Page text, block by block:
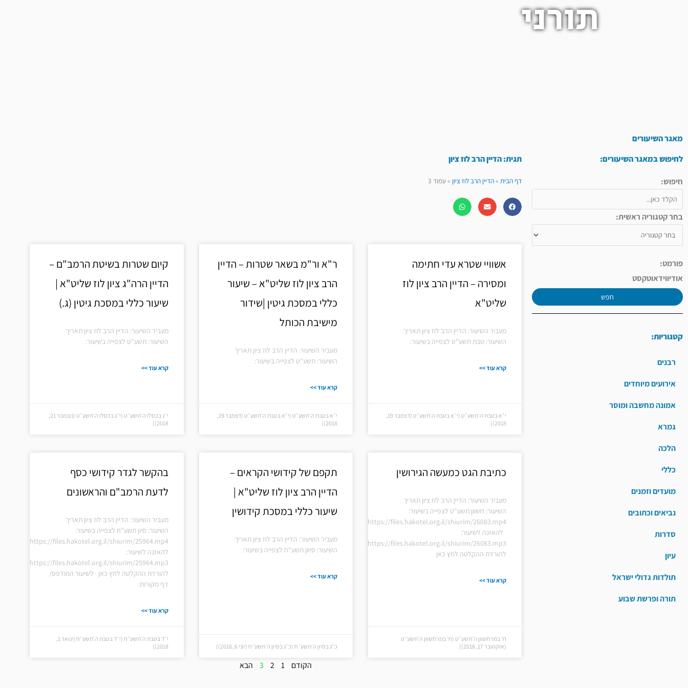
תורני
מאגר השיעורים
לחיפוש במאגר השיעורים:
חיפוש:
בחר קטגוריה ראשית:
פורמט:
אודיווידאוטקסט
חפש
קטגוריות:
רבנים
אירועים מיוחדים
אמונה מחשבה ומוסר
גמרא
הלכה
כללי
מועדים וזמנים
נביאים וכתובים
סדרות
עיון
תולדות גדולי ישראל
תורה ופרשת שבוע
תגית: הדיין הרב לוז ציון
דף הבית»הדיין הרב לוז ציון »עמוד 3
אשוויי שטרא עדי חתימה
ומסירה – הדיין הרב ציון לוז
שליט"א
מעביר השיעור: הדיין הרב לוז ציון תאריך
השיעור: טבת תשע"ט לצפייה בשיעור:
קרא עוד >>
י״א בטבת ה׳תשע״ט (י״א בטבת ה׳תשע״ט (דצמבר 19,
2018))
ר"א ור"מ בשאר שטרות – הדיין
הרב ציון לוז שליט"א – שיעור
כללי במסכת גיטין |שידור
מישיבת הכותל
מעביר השיעור: הדיין הרב לוז ציון תאריך
השיעור: תשע"ט לצפייה בשיעור:
קרא עוד >>
י״א בטבת ה׳תשע״ט (י״א בטבת ה׳תשע״ט (דצמבר 19,
2018))
קיום שטרות בשיטת הרמב"ם –
הדיין הרה"ג ציון לוז שליט"א |
שיעור כללי במסכת גיטין (ג.)
מעביר השיעור: הדיין הרב לוז ציון תאריך
השיעור: תשע"ט לצפייה בשיעור:
קרא עוד >>
י״ג בכסלו ה׳תשע״ט (י״ג בכסלו ה׳תשע״ט (נובמבר 21,
2018))
כתיבת הגט כמעשה הגירושין
מעביר השיעור: הדיין הרב לוז ציון תאריך
השיעור: חשוון תשע"ט לצפייה בשיעור:
https://files.hakotel.org.il/shiurim/26083.mp4
להאזנה לשיעור:
https://files.hakotel.org.il/shiurim/26083.mp3
להורדת ההקלטה לחץ כאן
קרא עוד >>
ח׳ במרחשוון ה׳תשע״ט (ח׳ במרחשוון ה׳תשע״ט
(אוקטובר 17, 2018))
תקפם של קידושי הקראים –
הדיין הרב ציון לוז שליט"א |
שיעור כללי במסכת קידושין
מעביר השיעור: הדיין הרב לוז ציון תאריך
השיעור: סיוון תשע"ח לצפייה בשיעור:
קרא עוד >>
כ״ג בסיון ה׳תשע״ח (כ״ג בסיון ה׳תשע״ח (יוני 6, 2018))
בהקשר לגדר קידושי כסף
לדעת הרמב"ם והראשונים
מעביר השיעור: הדיין הרב לוז ציון תאריך
השיעור: סיון תשע"ח לצפייה בשיעור:
https://files.hakotel.org.il/shiurim/25964.mp4
להאזנה לשיעור:
https://files.hakotel.org.il/shiurim/25964.mp3
להורדת ההקלטה לחץ כאן לשיעור המודפס/
דף מקורות:
קרא עוד >>
י״ד בטבת ה׳תשע״ח (י״ד בטבת ה׳תשע״ח (ינואר 1,
2018))
הקודם 1
2
3 הבא